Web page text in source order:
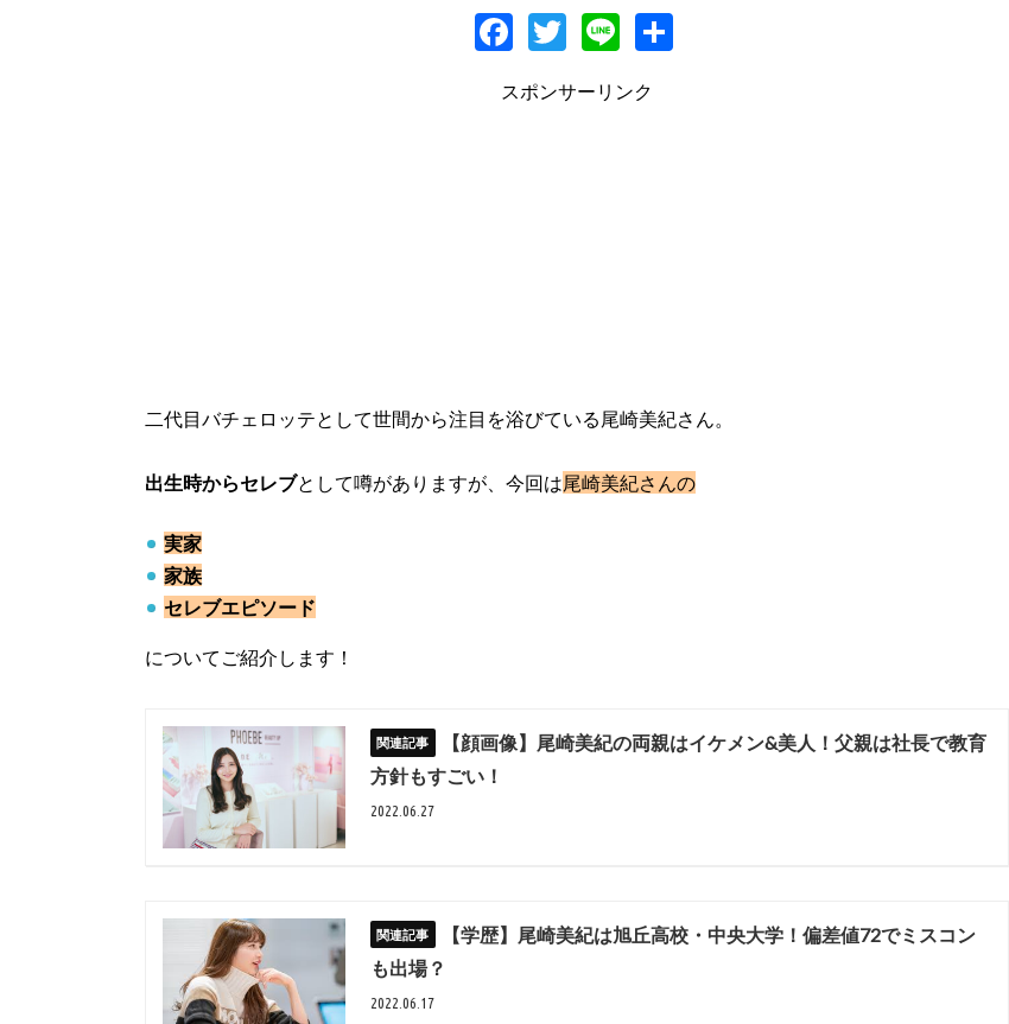
F
e
T
itt
Li
e
スポンサーリンク
二代目バチェロッテとして世間から注目を浴びている尾崎美紀さん。
出生時からセレブとして噂がありますが、今回は尾崎美紀さんの
実家
家族
セレブエピソード
についてご紹介します！
【顔画像】尾崎美紀の両親はイケメン&美人！父親は社長で教育
方針もすごい！
2022.06.27
【学歴】尾崎美紀は旭丘高校・中央大学！偏差値72でミスコン
も出場？
2022.06.17